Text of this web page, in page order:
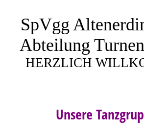
SpVgg
Abteilung
HERZLICH
Unsere